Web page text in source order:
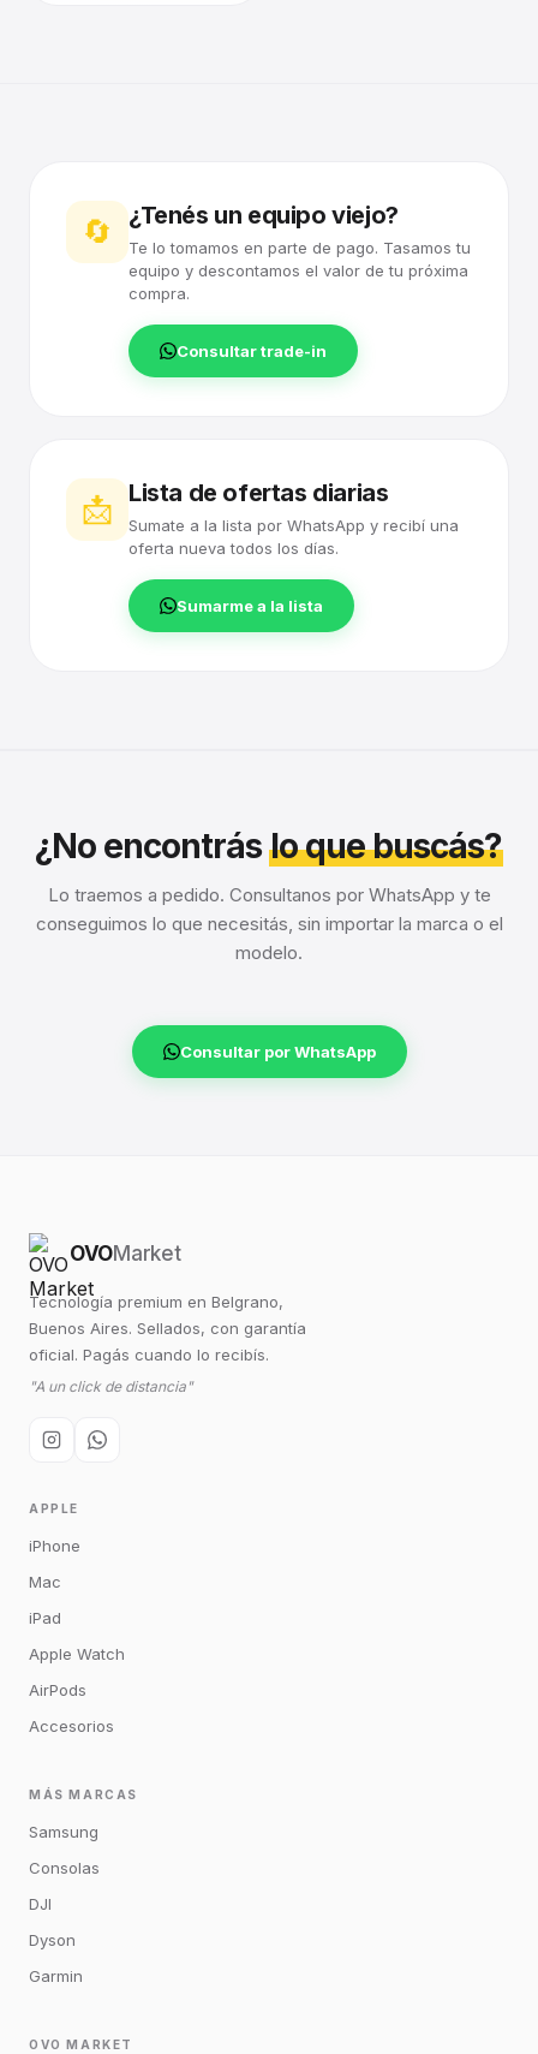
🔄 ¿Tenés un equipo viejo?
Te lo tomamos en parte de pago. Tasamos tu
equipo y descontamos el valor de tu próxima
compra.
Consultar trade-in
📩 Lista de ofertas diarias
Sumate a la lista por WhatsApp y recibí una
oferta nueva todos los días.
Sumarme a la lista
¿No encontráslo que buscás?
Lo traemos a pedido. Consultanos por WhatsApp y te
conseguimos lo que necesitás, sin importar la marca o el
modelo.
Consultar por WhatsApp
OVOMarket
Tecnología premium en Belgrano,
Buenos Aires. Sellados, con garantía
oficial. Pagás cuando lo recibís.
"A un click de distancia"
APPLE
iPhone
Mac
iPad
Apple Watch
AirPods
Accesorios
MÁS MARCAS
Samsung
Consolas
DJI
Dyson
Garmin
OVO MARKET